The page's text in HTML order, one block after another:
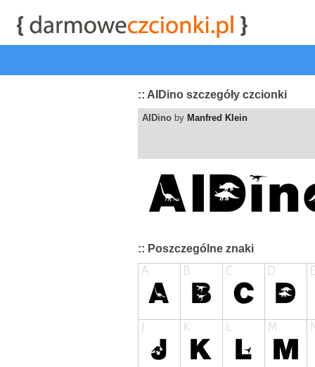
|przeglądaj |najwyżej
:: AIDino szczegóły czcionki
AIDino by Manfred Klein
:: Poszczególne znaki